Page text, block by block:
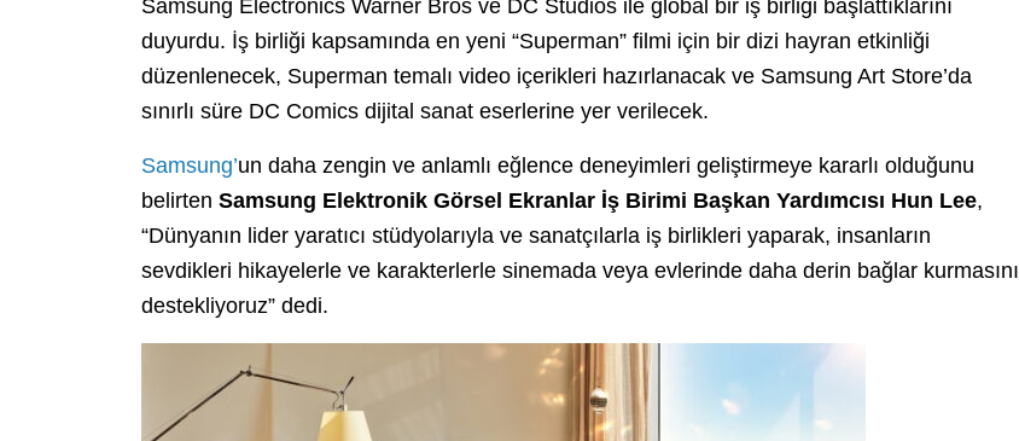
Samsung Electronics Warner Bros ve DC Studios ile global bir iş birliği başlattıklarını
duyurdu. İş birliği kapsamında en yeni “Superman” filmi için bir dizi hayran etkinliği
düzenlenecek, Superman temalı video içerikleri hazırlanacak ve Samsung Art Store’da
sınırlı süre DC Comics dijital sanat eserlerine yer verilecek.
Samsung’un daha zengin ve anlamlı eğlence deneyimleri geliştirmeye kararlı olduğunu
belirten Samsung Elektronik Görsel Ekranlar İş Birimi Başkan Yardımcısı Hun Lee,
“Dünyanın lider yaratıcı stüdyolarıyla ve sanatçılarla iş birlikleri yaparak, insanların
sevdikleri hikayelerle ve karakterlerle sinemada veya evlerinde daha derin bağlar kurmasını
destekliyoruz” dedi.